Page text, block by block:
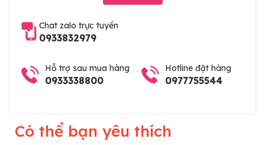
Chat zalo trực tuyến
0933832979
Hỗ trợ sau mua hàng
0933338800
Hotline đặt hàng
0977755544
Có thể bạn yêu thích